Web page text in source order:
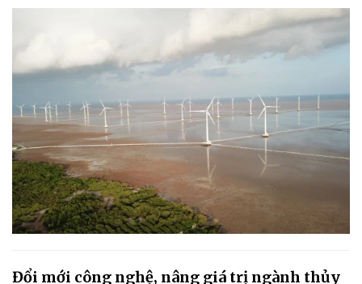
Đổi mới công nghệ, nâng giá trị ngành thủy